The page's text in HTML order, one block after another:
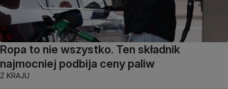
Ropa to nie wszystko. Ten składnik
najmocniej podbija ceny paliw
Z KRAJU